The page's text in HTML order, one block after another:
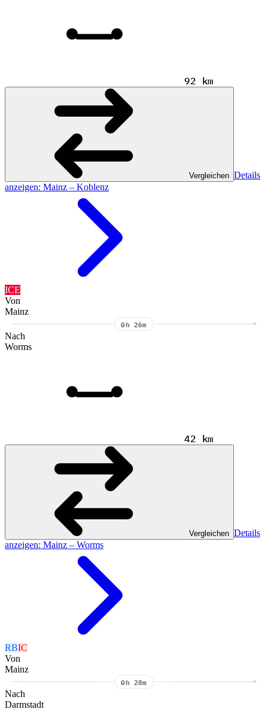
92 km
Vergleichen Details
anzeigen: Mainz – Koblenz
ICE
Von
Mainz
0h 26m
Nach
Worms
42 km
Vergleichen Details
anzeigen: Mainz – Worms
RBIC
Von
Mainz
0h 28m
Nach
Darmstadt